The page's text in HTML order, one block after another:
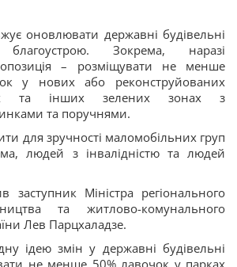
оновлювати державні будівельні
Зокрема, наразі
– розміщувати не менше
у нових або реконструйованих
та інших зелених зонах з
та поручнями.
для зручності маломобільних груп
людей з інвалідністю та людей
заступник Міністра регіонального
та житлово-комунального
Лев Парцхаладзе.
ідею змін у державні будівельні
не менше 50% лавочок у парках